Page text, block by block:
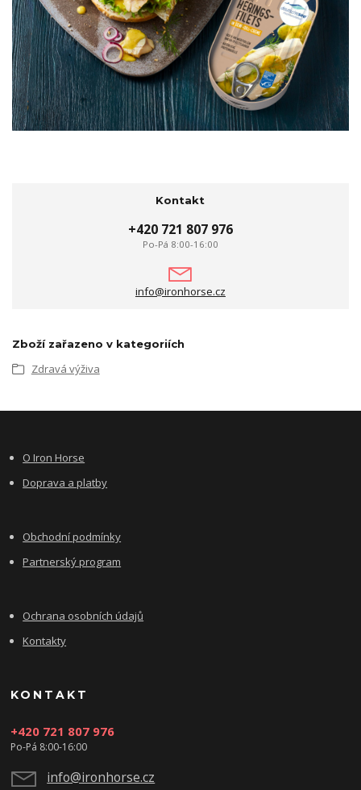
Kontakt
+420 721 807 976
Po-Pá 8:00-16:00
info@ironhorse.cz
Zboží zařazeno v kategoriích
Zdravá výživa
O Iron Horse
Doprava a platby
Obchodní podmínky
Partnerský program
Ochrana osobních údajů
Kontakty
KONTAKT
+420 721 807 976
Po-Pá 8:00-16:00
info@ironhorse.cz